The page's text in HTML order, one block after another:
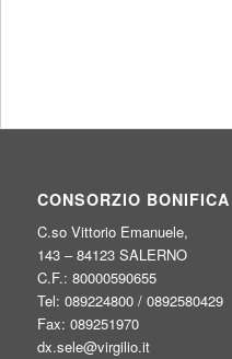
CONSORZIO
C.so Vittorio Emanuele,
143 – 84123 SALERNO
C.F.: 80000590655
Tel: 089224800 / 0892580429
Fax: 089251970
dx.sele@virgilio.it